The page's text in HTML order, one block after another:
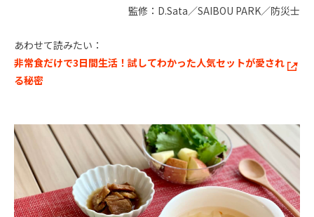
監修：D.Sata／SAIBOU PARK／防災士
あわせて読みたい：
非常食だけで3日間生活！試してわかった人気セットが愛され
る秘密